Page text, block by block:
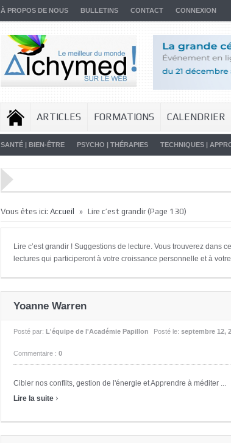
À PROPOS DE NOUS BULLETINS CONTACT CONNEXION
ARTICLES FORMATIONS CALENDRIER
SANTÉ | BIEN-ÊTRE PSYCHO | THÉRAPIES TECHNIQUES |
Vous êtes ici: Accueil » Lire c’est grandir(Page 130)
Lire c’est grandir ! Suggestions de lecture. Vous trouverez dans
lectures qui participeront à votre croissance personnelle et à
Yoanne Warren
Posté par: L'équipe de l'Académie Papillon Posté le: septembre 12,
Commentaire : 0
Cibler nos conflits, gestion de l'énergie et Apprendre à méditer ...
Lire la suite ›